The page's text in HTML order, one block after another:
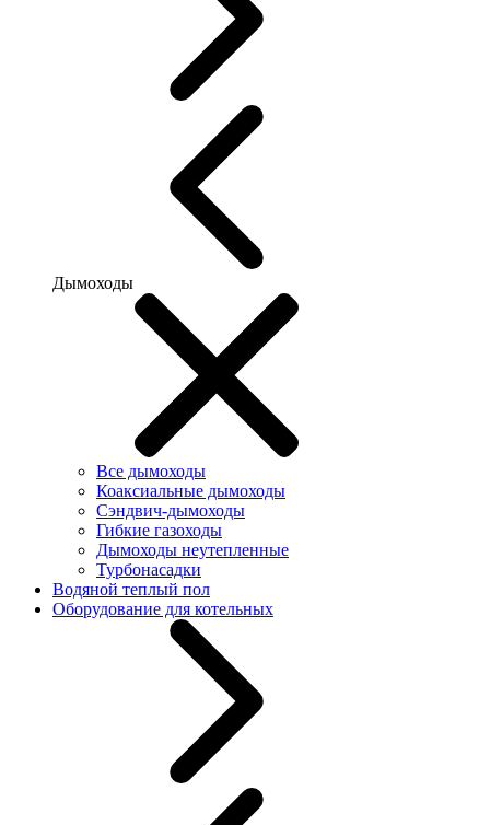
Дымоходы
Все дымоходы
Коаксиальные дымоходы
Сэндвич-дымоходы
Гибкие газоходы
Дымоходы неутепленные
Турбонасадки
Водяной теплый пол
Оборудование для котельных